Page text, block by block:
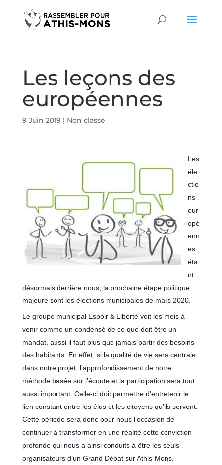
Les leçons des
européennes
9 Juin 2019 | Non classé
Les
éle
ctio
ns
eur
opé
enn
es
éta
nt
désormais derrière nous, la prochaine étape politique
majeure sont les élections municipales de mars 2020.
Le groupe municipal Espoir & Liberté voit les mois à
venir comme un condensé de ce que doit être un
mandat, aussi il faut plus que jamais partir des besoins
des habitants. En effet, si la qualité de vie sera centrale
dans notre projet, l’approfondissement de notre
méthode basée sur l’écoute et la participation sera tout
aussi important. Celle-ci doit permettre d’entretenir le
lien constant entre les élus et les citoyens qu’ils servent.
Cette période sera donc pour nous l’occasion de
continuer à transformer en une réalité cette conviction
profonde qui nous a ainsi conduits à être les seuls
organisateurs d’un Grand Débat sur Athis-Mons.